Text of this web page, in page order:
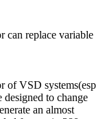
can replace variable
of VSD systems(esp
to change
an almost